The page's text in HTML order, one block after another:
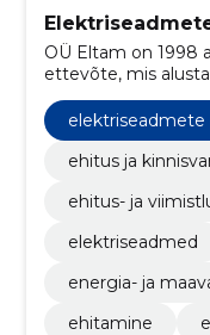
OÜ Eltam on 1998
ettevõte, mis
peamiselt AS Eesti
elektriseadmete
ehitus ja
ehitus- ja
elektriseadmed
energia- ja
ehitamine